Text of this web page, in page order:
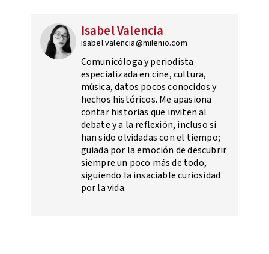
Isabel Valencia
isabel.valencia@milenio.com
Comunicóloga y periodista
especializada en cine, cultura,
música, datos pocos conocidos y
hechos históricos. Me apasiona
contar historias que inviten al
debate y a la reflexión, incluso si
han sido olvidadas con el tiempo;
guiada por la emoción de descubrir
siempre un poco más de todo,
siguiendo la insaciable curiosidad
por la vida.